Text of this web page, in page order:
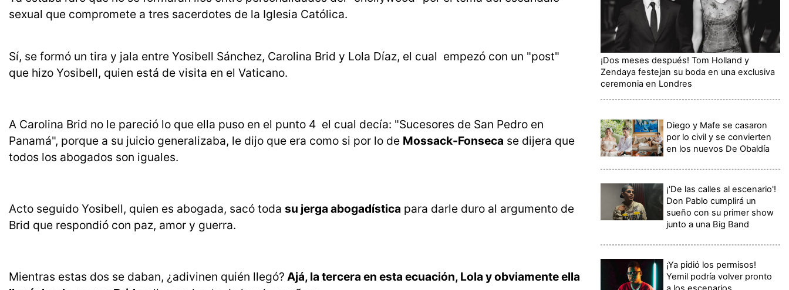
sexual que compromete a tres sacerdotes de la Iglesia Católica.
Sí, se formó un tira y jala entre Yosibell Sánchez, Carolina Brid y Lola Díaz, el cual empezó con un "post"
que hizo Yosibell, quien está de visita en el Vaticano.
A Carolina Brid no le pareció lo que ella puso en el punto 4 el cual decía: "Sucesores de San Pedro en
Panamá", porque a su juicio generalizaba, le dijo que era como si por lo de Mossack-Fonseca se dijera que
todos los abogados son iguales.
Acto seguido Yosibell, quien es abogada, sacó toda su jerga abogadística para darle duro al argumento de
Brid que respondió con paz, amor y guerra.
Mientras estas dos se daban, ¿adivinen quién llegó? Ajá, la tercera en esta ecuación, Lola y obviamente ella
¡Dos meses después! Tom Holland y
Zendaya festejan su boda en una exclusiva
ceremonia en Londres
Diego y Mafe se casaron
por lo civil y se convierten
en los nuevos De Obaldía
¡'De las calles al escenario'!
Don Pablo cumplirá un
sueño con su primer show
junto a una Big Band
¡Ya pidió los permisos!
Yemil podría volver pronto